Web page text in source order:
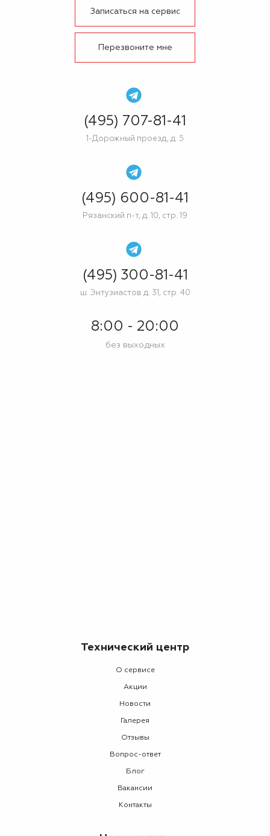
Записаться на сервис
Перезвоните мне
(495) 707-81-41
1-Дорожный проезд, д. 5
(495) 600-81-41
Рязанский п-т, д. 10, стр. 19
(495) 300-81-41
ш. Энтузиастов д. 31, стр. 40
8:00 - 20:00
без выходных
Технический центр
О сервисе
Акции
Новости
Галерея
Отзывы
Вопрос-ответ
Блог
Вакансии
Контакты